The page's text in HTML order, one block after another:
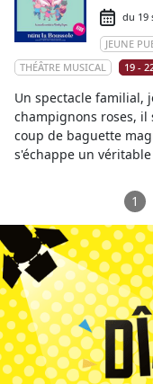
du 19
JEUNE
THÉÂTRE MUSICAL
19 -
Un spectacle familial,
champignons roses, il
coup de baguette
s'échappe un
1